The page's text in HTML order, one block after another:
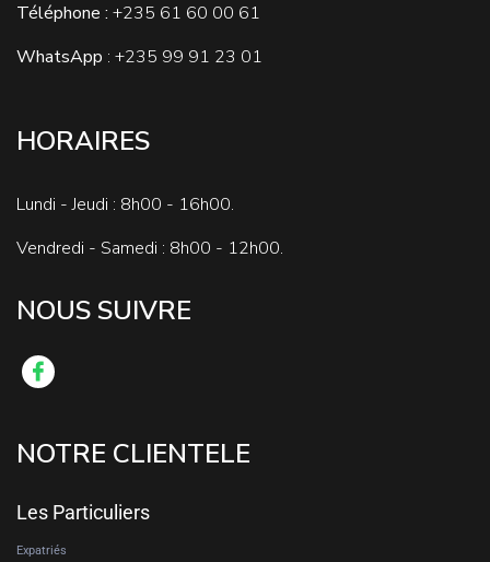
Téléphone : +235 61 60 00 61
WhatsApp : +235 99 91 23 01
HORAIRES
Lundi - Jeudi : 8h00 - 16h00.
Vendredi - Samedi : 8h00 - 12h00.
NOUS SUIVRE
NOTRE CLIENTELE
Les Particuliers
Expatriés